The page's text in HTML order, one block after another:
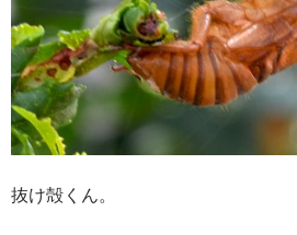
抜け殻くん。